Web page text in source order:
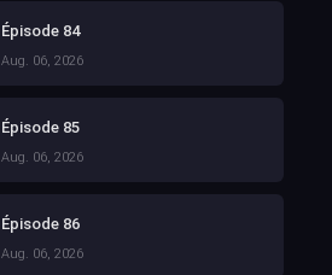
Épisode 84
Aug. 06, 2026
Épisode 85
Aug. 06, 2026
Épisode 86
Aug. 06, 2026